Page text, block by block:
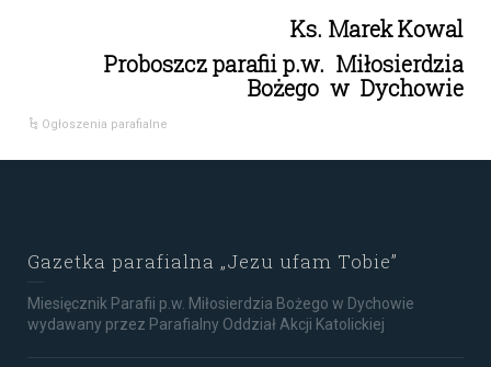
Ks. Marek Kowal
Proboszcz parafii p.w. Miłosierdzia
Bożego w Dychowie
Ogłoszenia parafialne
Gazetka parafialna „Jezu ufam Tobie”
Miesięcznik Parafii p.w. Miłosierdzia Bożego w Dychowie
wydawany przez Parafialny Oddział Akcji Katolickiej